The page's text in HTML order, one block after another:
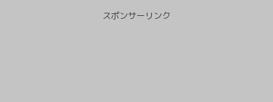
ら必見の情報です。
スポンサーリンク